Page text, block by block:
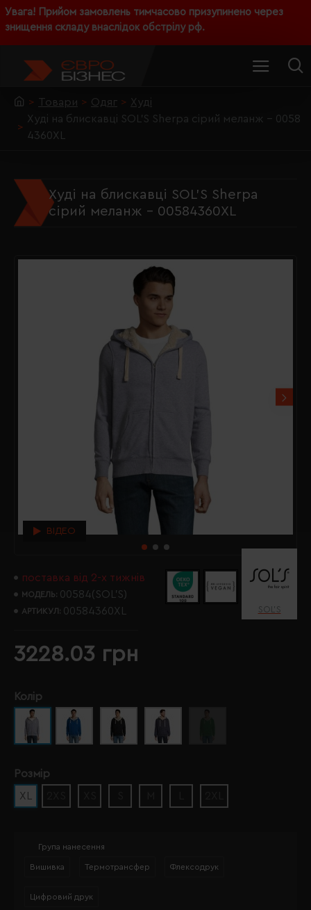
Увага! Прийом замовлень тимчасово призупинено через
знищення складу внаслідок обстрілу рф.
Товари Одяг
Худі
Худі на блискавці SOL'S Sherpa сірий меланж - 0058
4360XL
Худі на блискавці SOL'S Sherpa
сірий меланж - 00584360XL
ВІДЕО
поставка від 2-х тижнів
МОДЕЛЬ: 00584(SOL’S)
АРТИКУЛ: 00584360XL SOL’S
3228.03 грн
Колір
Розмір
XL
Група нанесення
Вишивка Термотрансфер Флексодрук
Цифровий друк